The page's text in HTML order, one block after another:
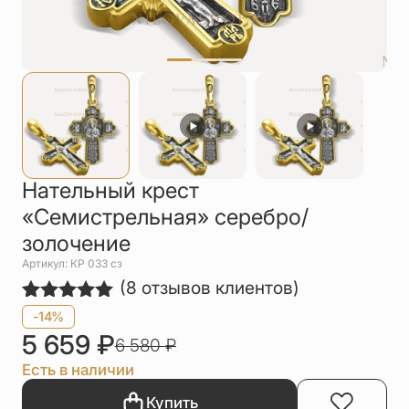
Упаковка
Цепи
Чётки
Шнурки на
шею
Другое
Нательный крест
«Семистрельная» серебро/
золочение
Артикул: КР 033 сз
Рейтинг
5.00из 5
на основе
опроса
8
пользователей
(8 отзывов клиентов)
-14%
5 659 ₽6 580₽
Есть в наличии
Купить